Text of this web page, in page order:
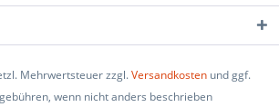
Mehrwertsteuer zzgl.Versandkosten und ggf.
wenn nicht anders beschrieben